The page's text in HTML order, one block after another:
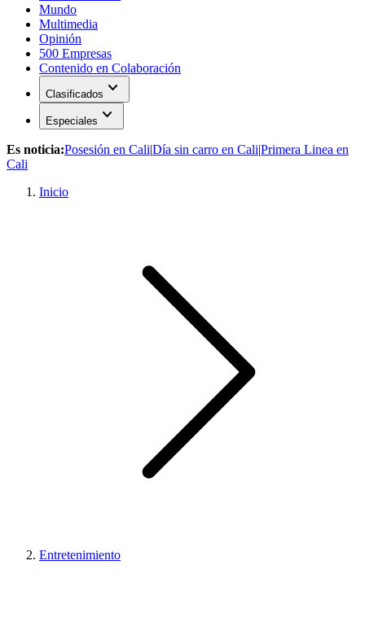
Mundo
Multimedia
Opinión
500 Empresas
Contenido en Colaboración
Clasificados expand_more
Especiales expand_more
Es noticia:Posesión en Cali|Día sin carro en Cali|Primera Linea en
Cali
Inicio
Entretenimiento